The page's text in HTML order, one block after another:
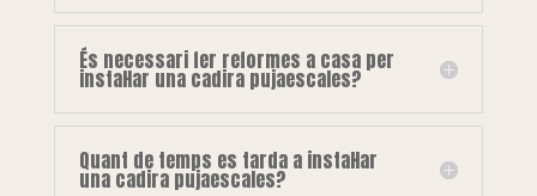
És necessari fer reformes a casa per
instal·lar una cadira pujaescales?
Quant de temps es tarda a instal·lar
una cadira pujaescales?